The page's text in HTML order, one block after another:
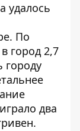
удалось
По
город 2,7
городу
два